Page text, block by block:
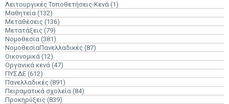
Λειτουργικές Τοποθετήσεις-Κενά (1)
Μαθητεία (132)
Μεταθέσεις (136)
Μετατάξεις (79)
Νομοθεσία (381)
ΝομοθεσίαΠανελλαδικές (87)
Οικονομικά (12)
Οργανικά κενά (47)
ΠΥΣΔΕ (612)
Πανελλαδικές (891)
Πειραματικά σχολεία (84)
Προκηρύξεις (839)